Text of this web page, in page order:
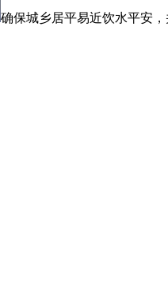
确保城乡居平易近饮水平安